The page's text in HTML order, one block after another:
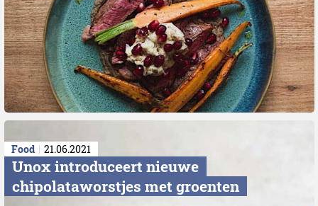
Food 21.06.2021
Unox introduceert nieuwe
chipolataworstjes met groenten